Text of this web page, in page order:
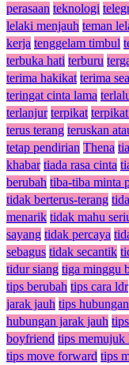
perasaan teknologi
lelaki menjauh teman
kerja tenggelam timbul
terbuka hati terburu
terima hakikat terima
teringat cinta lama
terlanjur terpikat
terus terang teruskan
tetap pendirian Thena
khabar tiada rasa cinta
berubah tiba-tiba minta
tidak berterus-terang
menarik tidak mahu
sayang tidak percaya
sebagus tidak secantik
tidur siang tiga minggu
tips berubah tips cara ldr
jarak jauh tips
hubungan jarak jauh
boyfriend tips memujuk
tips move forward tips